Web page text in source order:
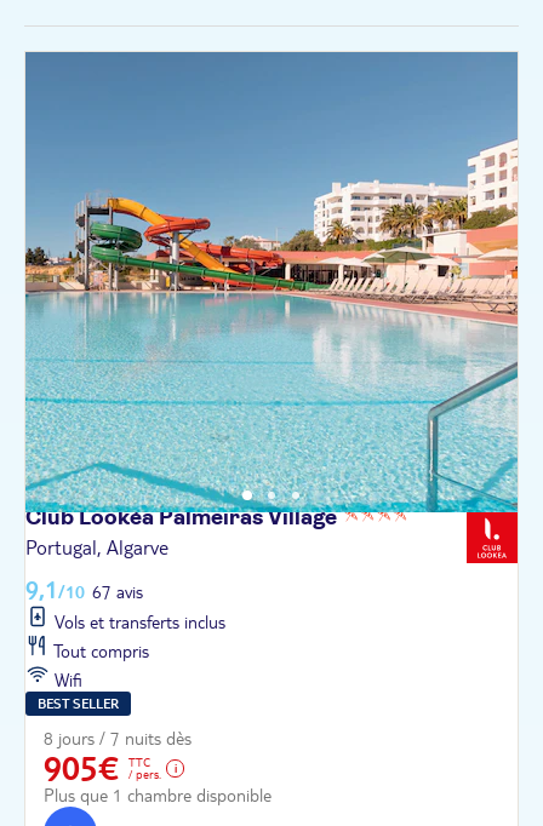
Club Lookéa PalmeirasVillage
Portugal, Algarve
9,1/10 67 avis
Vols et transferts inclus
Tout compris
Wifi
BEST SELLER
8 jours / 7 nuits dès
905€
TTC
/ pers.
Plus que 1 chambre disponible